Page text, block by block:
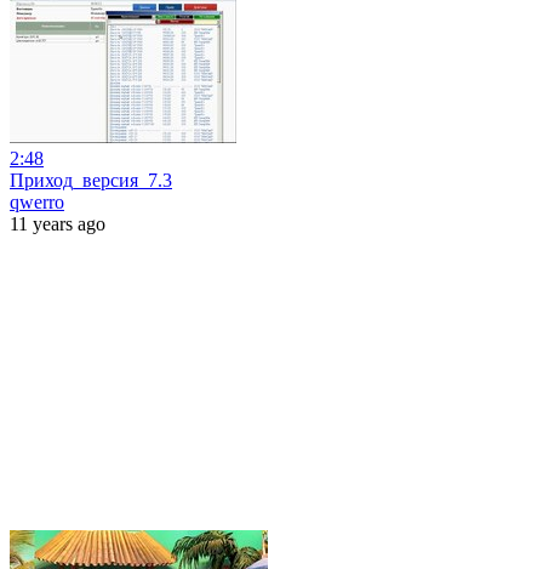
2:48
Приход_версия_7.3
qwerro
11 years ago